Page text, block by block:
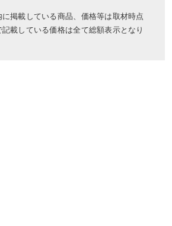
掲載している商品、価格等は取材時点
載している価格は全て総額表示となり